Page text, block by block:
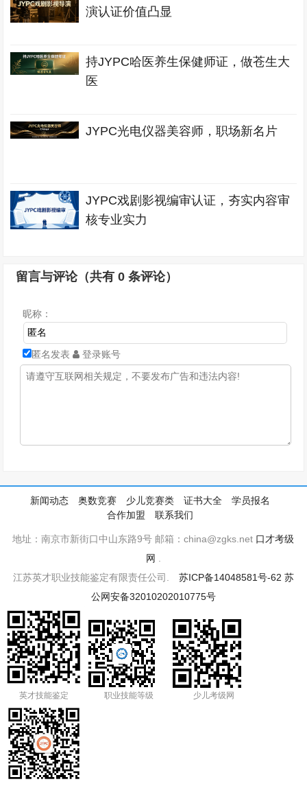
演认证价值凸显
持JYPC哈医养生保健师证，做苍生大
医
JYPC光电仪器美容师，职场新名片
JYPC戏剧影视编审认证，夯实内容审
核专业实力
留言与评论（共有0 条评论）
昵称：
匿名发表 登录账号
新闻动态 奥数竞赛 少儿竞赛类 证书大全
学员报名
合作加盟
联系我们
地址：南京市新街口中山东路9号 邮箱：china@zgks.net 口才考级
网
江苏英才职业技能鉴定有限责任公司. 苏ICP备14048581号-62 苏
公网安备32010202010775号
英才技能鉴定 职业技能等级 少儿考级网